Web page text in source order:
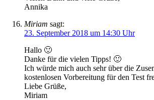
Annika
Miriam sagt:
23. September 2018 um 14:30 Uhr
Hallo 🙂
Danke für die vielen Tipps! 🙂
Ich würde mich auch sehr über die
kostenlosen Vorbereitung für den Test
Liebe Grüße,
Miriam